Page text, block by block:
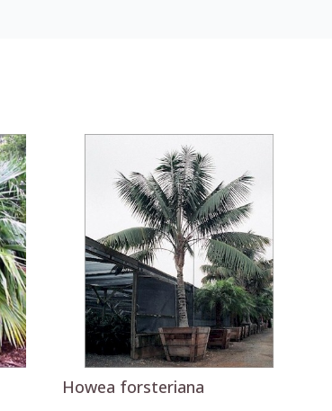
Howea forsteriana